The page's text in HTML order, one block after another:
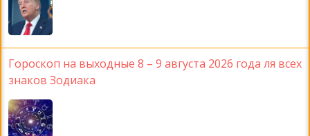
Гороскоп на выходные 8 – 9 августа 2026 года ля всех
знаков Зодиака